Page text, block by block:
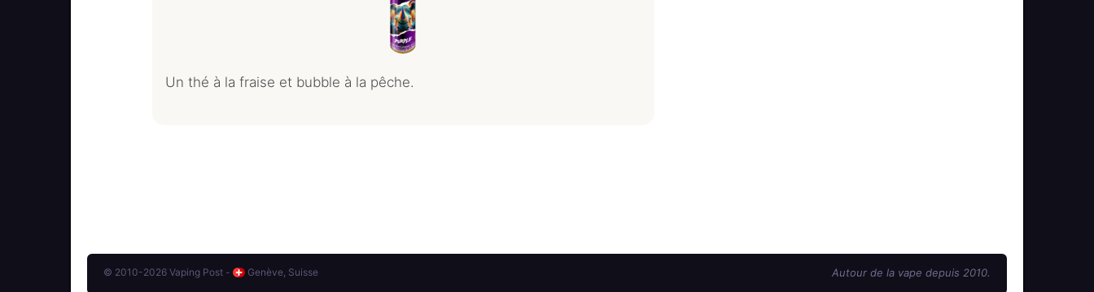
Un thé à la fraise et bubble à la pêche.
© 2010-2026 Vaping Post - Genève, Suisse Autour de la vape depuis 2010.